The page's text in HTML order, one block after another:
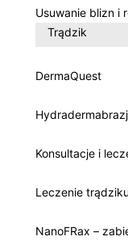
Usuwanie blizn i
Trądzik
DermaQuest
Konsultacje i
Leczenie trądziku
NanoFRax –